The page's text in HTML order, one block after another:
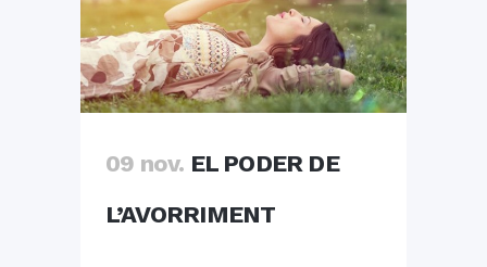
09 nov. EL PODER DE
L’AVORRIMENT